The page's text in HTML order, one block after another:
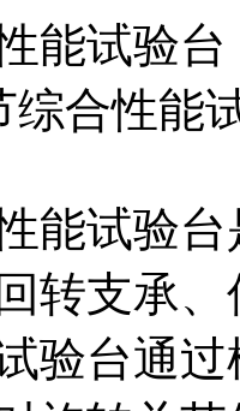
能试验台
综合性能
能试验
转支承
验台通